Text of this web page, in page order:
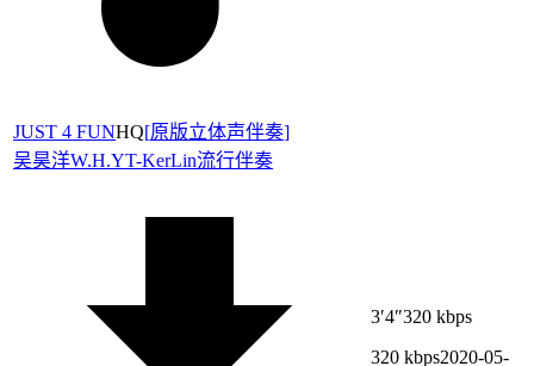
JUST 4 FUNHQ[原版立体声伴奏]
吴昊洋W.H.YT-KerLin流行伴奏
3′4″320 kbps
320 kbps2020-05-